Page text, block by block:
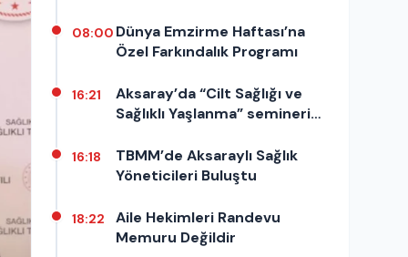
08:00 Dünya Emzirme Haftası’na
Özel Farkındalık Programı
16:21
Aksaray’da “Cilt Sağlığı ve
Sağlıklı Yaşlanma” semineri
16:18
TBMM’de Aksaraylı Sağlık
Yöneticileri Buluştu
18:22
Aile Hekimleri Randevu
Memuru Değildir